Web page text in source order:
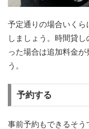
予定通りの場合いく
しましょう。時間貸
った場合は追加料金
う。
予約する
事前予約もできるそう